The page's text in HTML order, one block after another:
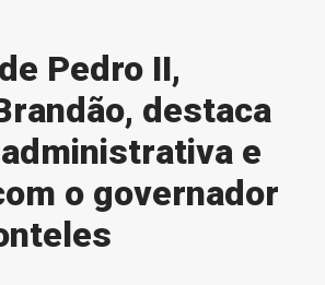
Pedro II,
destaca
e
o governador